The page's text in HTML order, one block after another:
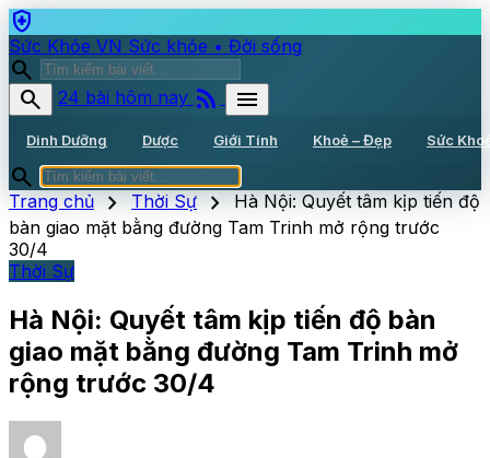
health_and_safety
Sức Khỏe VN Sức khỏe • Đời sống
search
search
24 bài hôm nay rss_feed menu
Dinh Dưỡng Dược Giới Tính Khoẻ – Đẹp Sức
search
Trang chủ chevron_right Thời Sự chevron_right Hà Nội: Quyết tâm kịp tiến độ
bàn giao mặt bằng đường Tam Trinh mở rộng trước
30/4
Thời Sự
Hà Nội: Quyết tâm kịp tiến độ bàn
giao mặt bằng đường Tam Trinh mở
rộng trước 30/4